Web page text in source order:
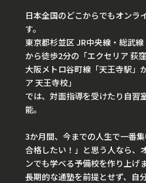
日本全国のどこからでもオンラ
す。
東京都杉並区 JR中央線・総武線
から徒歩2分の「エクセリア 荻窪
大阪メトロ谷町線「天王寺駅」
ア 天王寺校」
では、対面指導を受けたり自習
能。
3か月間、今までの人生で一番
合格したい！」と思う人なら、
ンでも学べる予備校を作り上げ
長期的な通塾を前提とせず、自